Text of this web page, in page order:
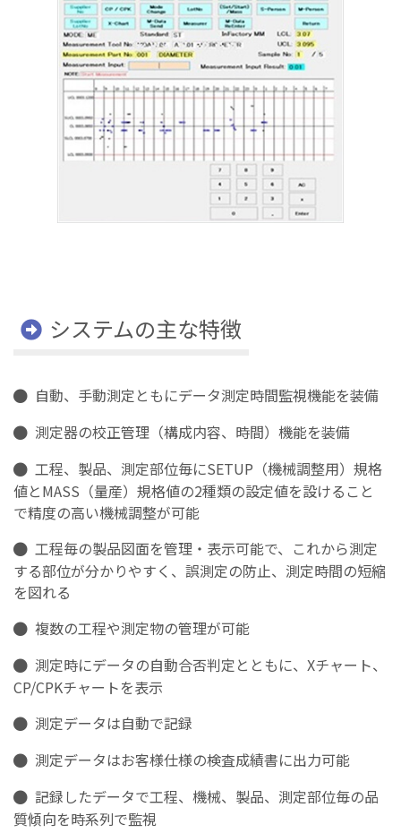
システムの主な特徴
自動、手動測定ともにデータ測定時間監視機能を装備
測定器の校正管理（構成内容、時間）機能を装備
工程、製品、測定部位毎にSETUP（機械調整用）規格
値とMASS（量産）規格値の2種類の設定値を設けること
で精度の高い機械調整が可能
工程毎の製品図面を管理・表示可能で、これから測定
する部位が分かりやすく、誤測定の防止、測定時間の短縮
を図れる
複数の工程や測定物の管理が可能
測定時にデータの自動合否判定とともに、Xチャート、
CP/CPKチャートを表示
測定データは自動で記録
測定データはお客様仕様の検査成績書に出力可能
記録したデータで工程、機械、製品、測定部位毎の品
質傾向を時系列で監視